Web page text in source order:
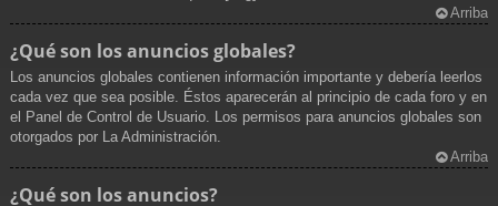
Arriba
¿Qué son los anuncios globales?
Los anuncios globales contienen información importante y debería leerlos
cada vez que sea posible. Éstos aparecerán al principio de cada foro y en
el Panel de Control de Usuario. Los permisos para anuncios globales son
otorgados por La Administración.
Arriba
¿Qué son los anuncios?